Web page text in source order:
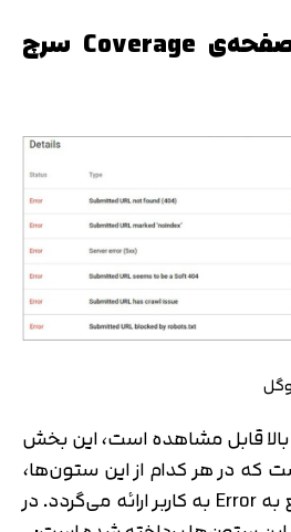
بخش Error در صفحه‌ی Coverage سرچ
قابل مشاهده است، این بخش
در هر کدام از این ستون‌ها،
اطلاعات مخصوصی راجع به Error به کاربر ارائه می‌گردد. در